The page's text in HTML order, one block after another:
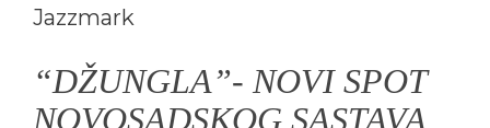
Jazzmark
“DŽUNGLA”- NOVI SPOT
NOVOSADSKOG SASTAVA